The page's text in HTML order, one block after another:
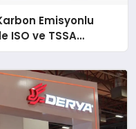
Emisyonlu
ISO ve TSSA